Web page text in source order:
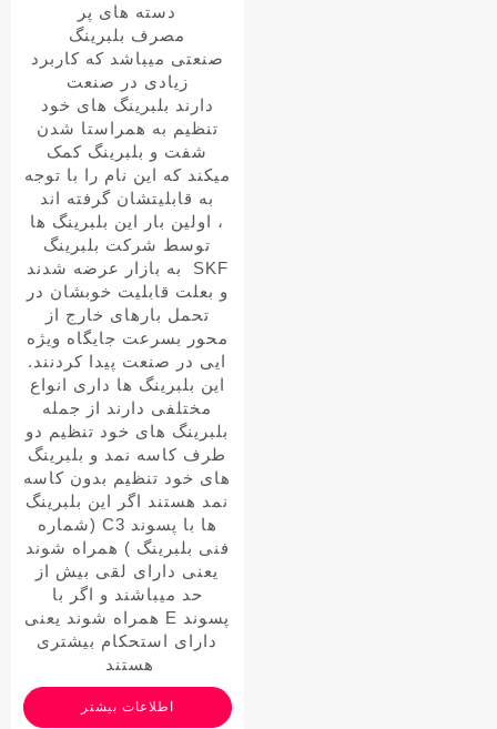
دسته های پر
مصرف بلبرینگ
صنعتی میباشد که کاربرد
زیادی در صنعت
دارند بلبرینگ های خود
تنظیم به همراستا شدن
شفت و بلبرینگ کمک
میکند که این نام را با توجه
به قابلیتشان گرفته اند
، اولین بار این بلبرینگ ها
توسط شرکت بلبرینگ
SKF
به بازار عرضه شدند
و بعلت قابلیت خوبشان در
تحمل بارهای خارج از
محور بسرعت جایگاه ویژه
ایی در صنعت پیدا کردنند.
این بلبرینگ ها داری انواع
مختلفی دارند از جمله
بلبرینگ های خود تنظیم دو
طرف کاسه نمد و بلبرینگ
های خود تنظیم بدون کاسه
نمد هستند اگر این بلبرینگ
ها با پسوند
C3 (شماره
فنی بلبرینگ ) همراه شوند
یعنی دارای لقی بیش از
حد میباشند و اگر با
پسوند E همراه شوند یعنی
دارای استحکام بیشتری
هستند
اطلاعات بیشتر